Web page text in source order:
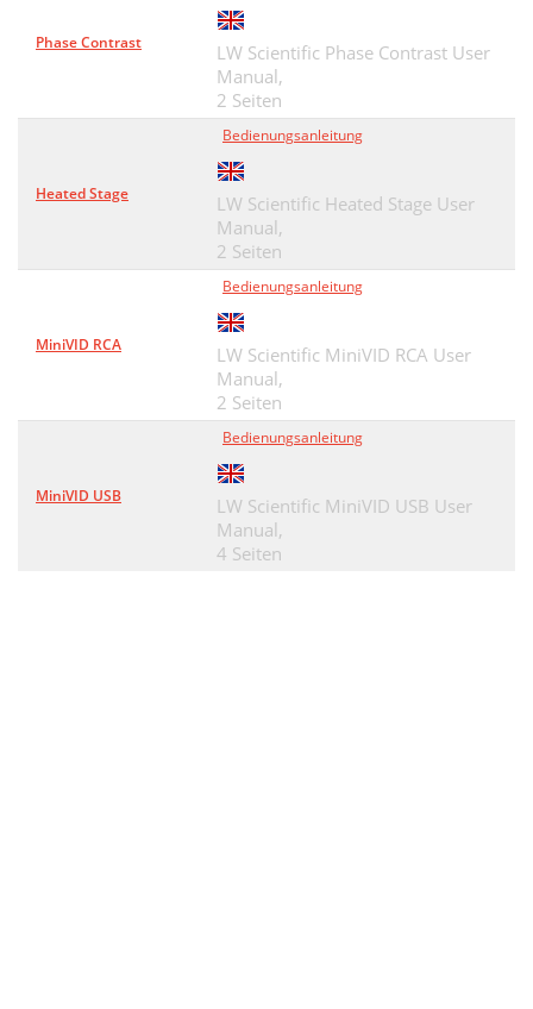
Phase Contrast
LW Scientific Phase Contrast User
Manual,
2 Seiten
Heated Stage
Bedienungsanleitung
LW Scientific Heated Stage User
Manual,
2 Seiten
MiniVID RCA
Bedienungsanleitung
LW Scientific MiniVID RCA User
Manual,
2 Seiten
MiniVID USB
Bedienungsanleitung
LW Scientific MiniVID USB User
Manual,
4 Seiten